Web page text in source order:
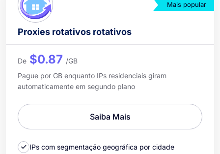
Mais popular
Proxies rotativos rotativos
De $0.87 /GB
Pague por GB enquanto IPs residenciais giram
automaticamente em segundo plano
Saiba Mais
IPs com segmentação geográfica por cidade